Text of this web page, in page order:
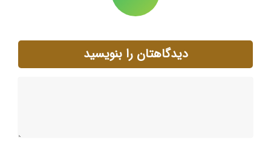
دیدگاهتان را بنویسید